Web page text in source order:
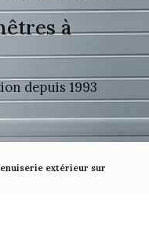
à
depuis 1993
extérieur sur